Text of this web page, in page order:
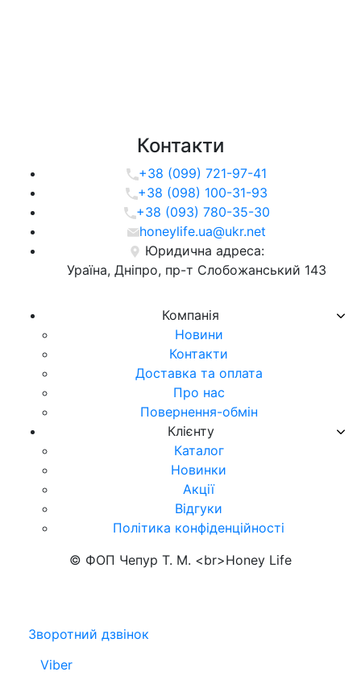
Компанія
Новини
Контакти
Доставка та оплата
Про нас
Повернення-обмін
Клієнту
Каталог
Новинки
Акції
Відгуки
Політика конфіденційності
Контакти
+38 (099) 721-97-41
+38 (098) 100-31-93
+38 (093) 780-35-30
honeylife.ua@ukr.net
Юридична адреса:
Ураїна, Дніпро, пр-т Слобожанський 143
© ФОП Чепур Т. М. <br>Honey Life
Зворотний дзвінок
Viber